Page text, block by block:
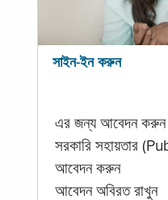
সাইন-ইন করুন
এর জন্য আবেদন
সরকারি সহায়তার
আবেদন করুন
আবেদন অবিরত রাখুন